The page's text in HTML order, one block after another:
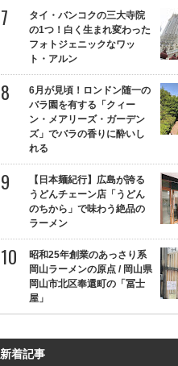
タイ・バンコクの三大寺院
の1つ！白く生まれ変わった
フォトジェニックなワッ
ト・アルン
6月が見頃！ロンドン随一の
バラ園を有する「クィー
ン・メアリーズ・ガーデン
ズ」でバラの香りに酔いし
れる
【日本麺紀行】広島が誇る
うどんチェーン店「うどん
のちから」で味わう絶品の
ラーメン
昭和25年創業のあっさり系
岡山ラーメンの原点 / 岡山県
岡山市北区奉還町の「冨士
屋」
新着記事